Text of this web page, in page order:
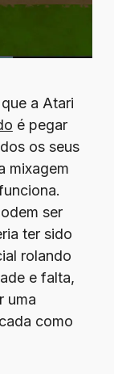
a Atari
é pegar
os seus
mixagem
ser
ter sido
rolando
e falta,
uma
como